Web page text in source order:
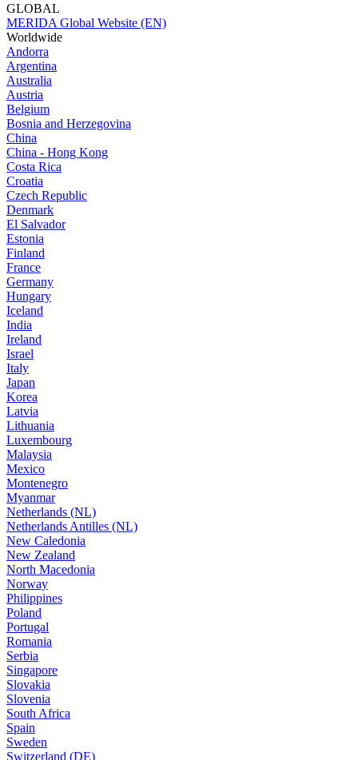
GLOBAL
MERIDA Global Website (EN)
Worldwide
Andorra
Argentina
Australia
Austria
Belgium
Bosnia and Herzegovina
China
China - Hong Kong
Costa Rica
Croatia
Czech Republic
Denmark
El Salvador
Estonia
Finland
France
Germany
Hungary
Iceland
India
Ireland
Israel
Italy
Japan
Korea
Latvia
Lithuania
Luxembourg
Malaysia
Mexico
Montenegro
Myanmar
Netherlands (NL)
Netherlands Antilles (NL)
New Caledonia
New Zealand
North Macedonia
Norway
Philippines
Poland
Portugal
Romania
Serbia
Singapore
Slovakia
Slovenia
South Africa
Spain
Sweden
Switzerland (DE)